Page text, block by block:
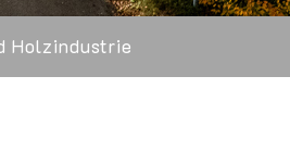
Holzindustrie